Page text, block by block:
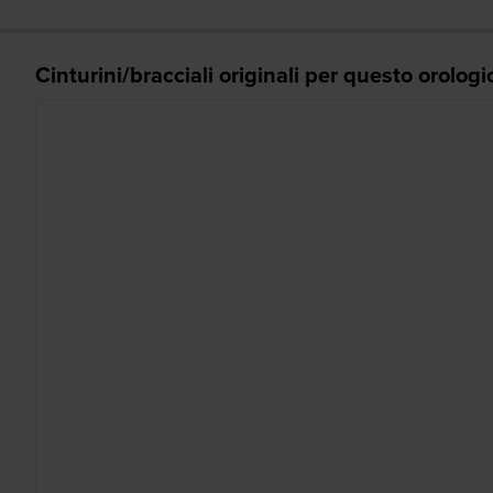
Cinturini/bracciali originali per questo